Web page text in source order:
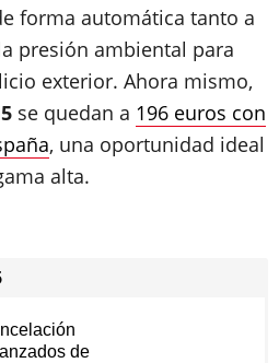
forma automática tanto a
presión ambiental para
exterior. Ahora mismo,
se quedan a 196 euros con
, una oportunidad ideal
alta.
de